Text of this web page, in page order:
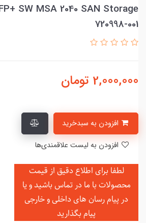
SW MSA 2040 SAN Storage
720998-001
2,000,000 تومان
لطفا برای اطلاع دقیق از قیمت
محصولات با ما در تماس باشید و یا
در پیام رسان های داخلی و خارجی
پیام بگذارید